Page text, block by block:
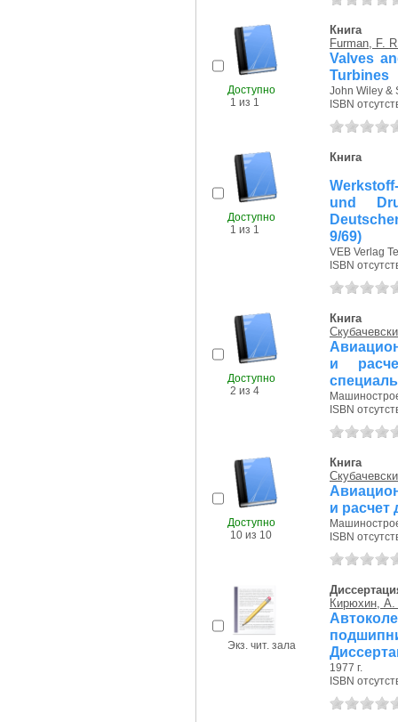
Доступно
1 из 1
Книга
Furman, F.
Valves
Turbines
John Wiley &
ISBN
Доступно
1 из 1
Книга
und
9/69)
VEB Verlag
ISBN
Доступно
2 из 4
Книга
и
ISBN
Доступно
10 из 10
Книга
и расчет
ISBN
Экз. чит. зала
Кирюхин,
1977 г.
ISBN